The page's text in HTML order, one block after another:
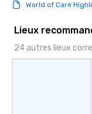
World of Care
Lieux
24 autres lieux